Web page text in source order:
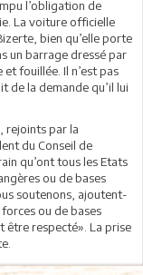
l’obligation de
La voiture officielle
bien qu’elle porte
un barrage dressé par
fouillée. Il n’est pas
de la demande qu’il lui
rejoints par la
du Conseil de
qu’ont tous les Etats
ou de bases
soutenons, ajoutent-
ou de bases
être respecté». La prise